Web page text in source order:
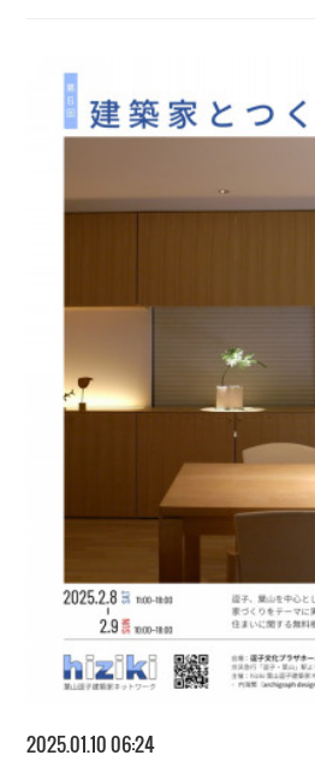
2025.01.10 06:24